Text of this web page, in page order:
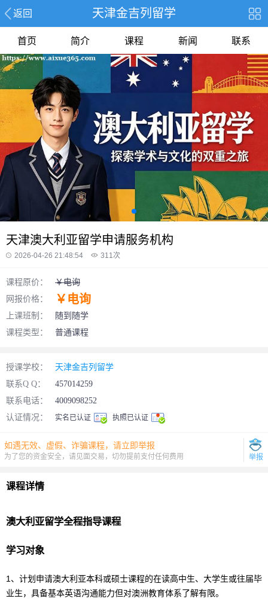
返回 天津金吉列留学
首页 简介 课程 新闻 联系
天津澳大利亚留学申请服务机构
2026-04-26 21:48:54 311次
课程原价：
￥电询
网报价格：
￥电询
上课班制：
随到随学
课程类型：
普通课程
授课学校：
天津金吉列留学
联系Q Q：
457014259
联系电话：
4009098252
认证情况：
实名已认证 执照已认证
如遇无效、虚假、诈骗课程，请立即举报
为了您的资金安全，请见面交易，切勿提前支付任何费用 举报
课程详情
澳大利亚留学全程指导课程
学习对象
1、计划申请澳大利亚本科或硕士课程的在读高中生、大学生或往届毕
业生，具备基本英语沟通能力但对澳洲教育体系了解有限。